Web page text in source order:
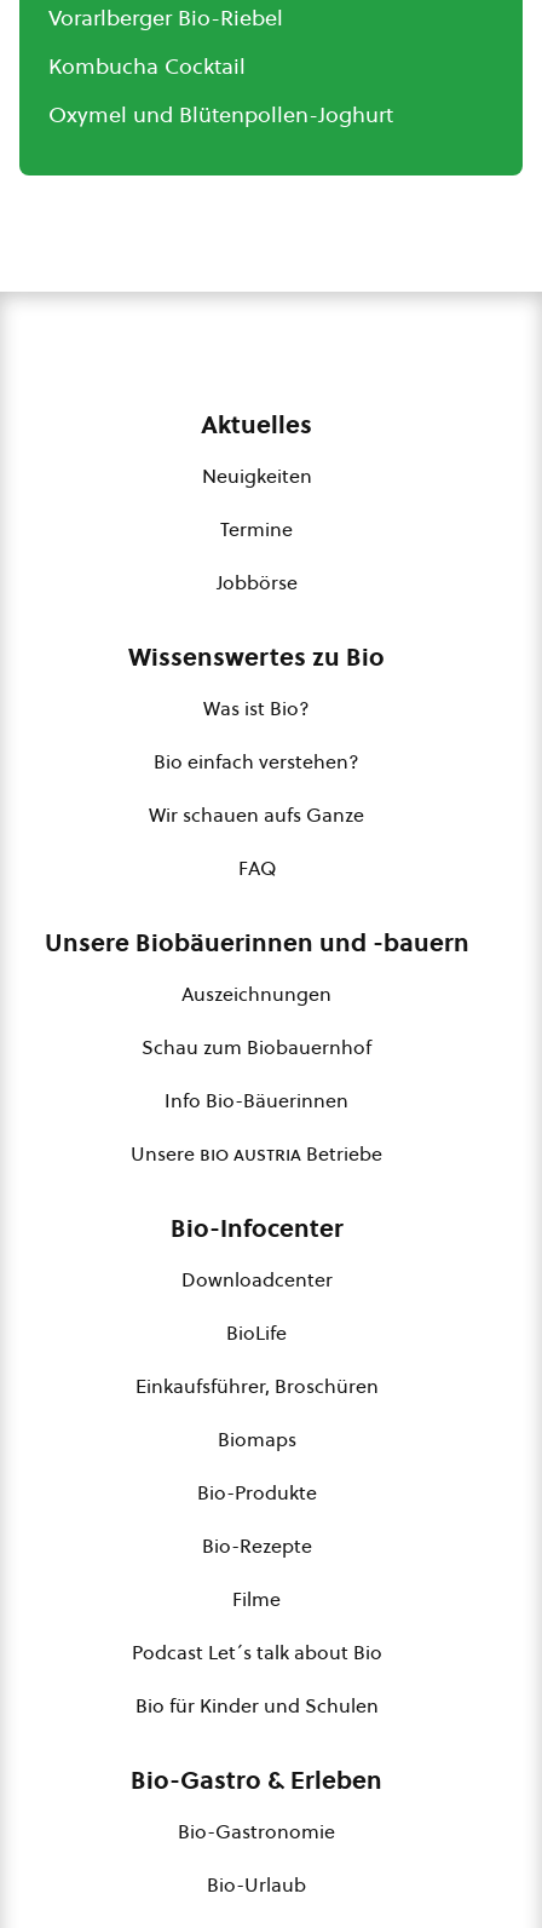
Vorarlberger Bio-Riebel
Kombucha Cocktail
Oxymel und Blütenpollen-Joghurt
Aktuelles
Neuigkeiten
Termine
Jobbörse
Wissenswertes zu Bio
Was ist Bio?
Bio einfach verstehen?
Wir schauen aufs Ganze
FAQ
Unsere Biobäuerinnen und -bauern
Auszeichnungen
Schau zum Biobauernhof
Info Bio-Bäuerinnen
Unsere bio austria Betriebe
Bio-Infocenter
Downloadcenter
BioLife
Einkaufsführer, Broschüren
Biomaps
Bio-Produkte
Bio-Rezepte
Filme
Podcast Let´s talk about Bio
Bio für Kinder und Schulen
Bio-Gastro & Erleben
Bio-Gastronomie
Bio-Urlaub